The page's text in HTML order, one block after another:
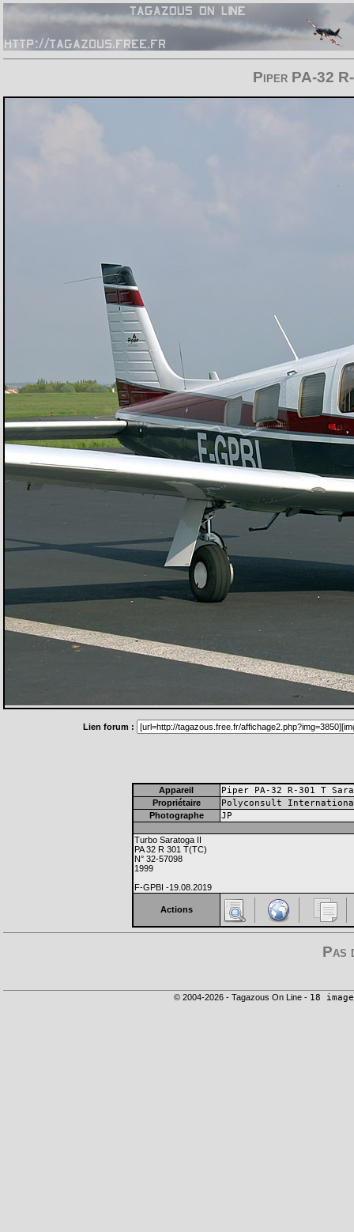
Piper PA-32
Lien forum :
Appareil Piper PA-32 R-301 T
Propriétaire Polyconsult
Photographe JP
Turbo Saratoga II
PA 32 R 301 T(TC)
N° 32-57098
1999
F-GPBI -19.08.2019
Actions
Pas
© 2004-2026 - Tagazous On Line - 18